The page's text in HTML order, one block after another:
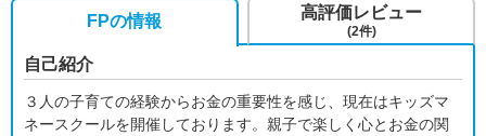
FPの情報
自己紹介
３人の子育ての経験からお金の重要性を感じ、現在はキッズマ
ネースクールを開催しております。親子で楽しく心とお金の関
高評価レビュー
(2件)